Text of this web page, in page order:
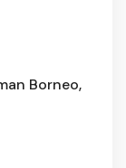
Borneo,